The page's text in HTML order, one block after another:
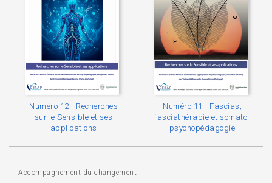
Numéro 12 - Recherches
sur le Sensible et ses
applications
Numéro 11 - Fascias,
fasciathérapie et somato-
psychopédagogie
Accompagnement du changement